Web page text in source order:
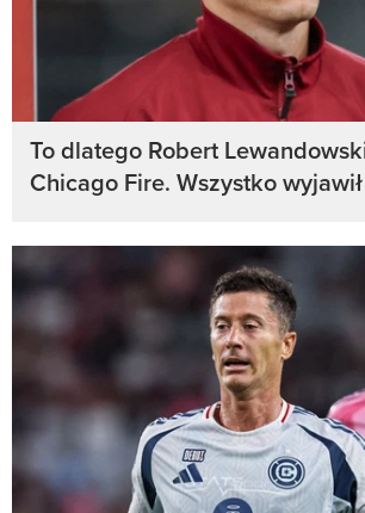
To dlatego Robert
Chicago Fire. Wszystko wyjawił